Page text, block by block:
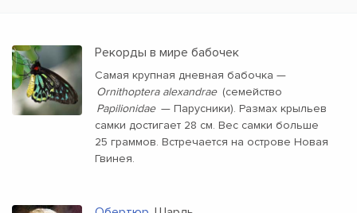
Рекорды в мире бабочек
Самая крупная дневная бабочка —
Ornithoptera alexandrae (семейство
Papilionidae — Парусники). Размах крыльев
самки достигает 28 см. Вес самки больше
25 граммов. Встречается на острове Новая
Гвинея.